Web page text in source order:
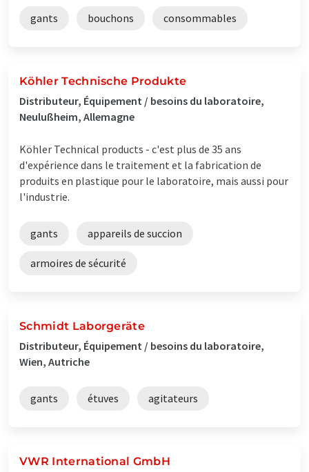
gants bouchons consommables
Köhler Technische Produkte
Distributeur, Équipement / besoins du laboratoire,
Neulußheim, Allemagne
Köhler Technical products - c'est plus de 35 ans
d'expérience dans le traitement et la fabrication de
produits en plastique pour le laboratoire, mais aussi pour
l'industrie.
gants appareils de succion
armoires de sécurité
Schmidt Laborgeräte
Distributeur, Équipement / besoins du laboratoire,
Wien, Autriche
gants étuves agitateurs
VWR International GmbH